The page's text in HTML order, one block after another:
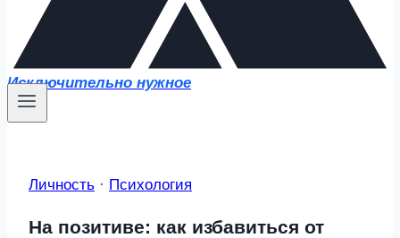
Исключительно нужное
Личность · Психология
На позитиве: как избавиться от